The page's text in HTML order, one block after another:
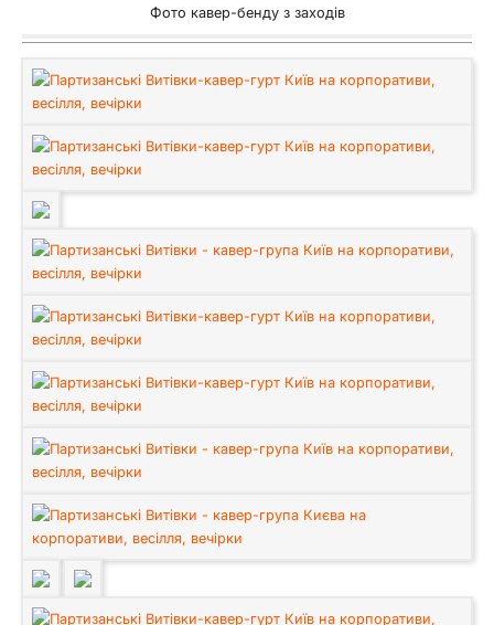
Фото кавер-бенду з заходів